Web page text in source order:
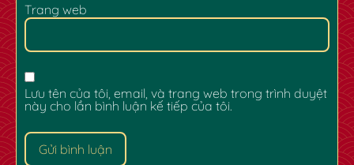
Trang web
Lưu tên của tôi, email, và trang web trong trình duyệt
này cho lần bình luận kế tiếp của tôi.
✿ ✿